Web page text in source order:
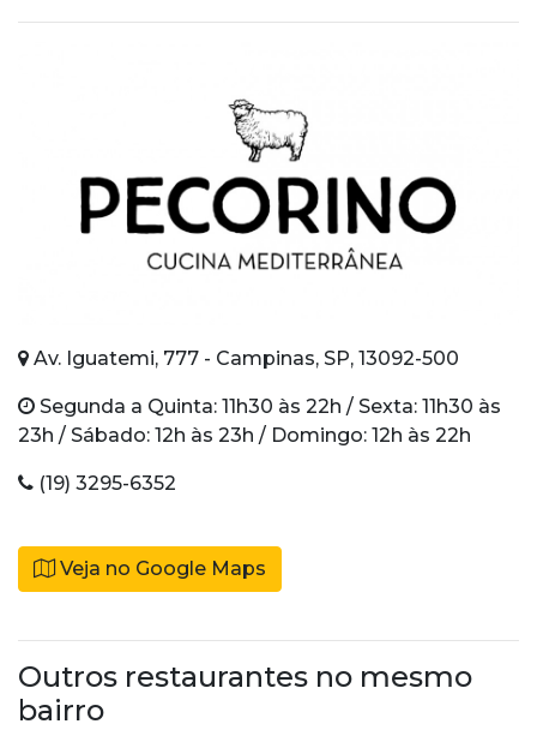
Av. Iguatemi, 777 - Campinas, SP, 13092-500
Segunda a Quinta: 11h30 às 22h / Sexta: 11h30 às
23h / Sábado: 12h às 23h / Domingo: 12h às 22h
(19) 3295-6352
Veja no Google Maps
Outros restaurantes no mesmo
bairro